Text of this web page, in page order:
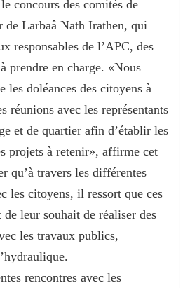
concours des comités de
de Larbaâ Nath Irathen, qui
responsables de l’APC, des
prendre en charge. «Nous
les doléances des citoyens à
réunions avec les représentants
et de quartier afin d’établir les
projets à retenir», affirme cet
qu’à travers les différentes
les citoyens, il ressort que ces
leur souhait de réaliser des
les travaux publics,
rencontres avec les